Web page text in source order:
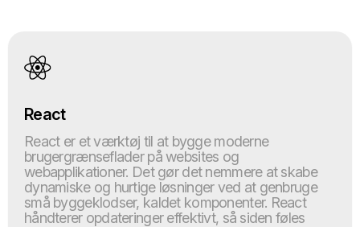
React
React er et værktøj til at bygge moderne
brugergrænseflader på websites og
webapplikationer. Det gør det nemmere at skabe
dynamiske og hurtige løsninger ved at genbruge
små byggeklodser, kaldet komponenter. React
håndterer opdateringer effektivt, så siden føles